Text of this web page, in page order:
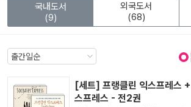
국내도서
(9)
외국도서
(68)
[세트] 프랭클린 익스프레스
스프레스 - 전2권